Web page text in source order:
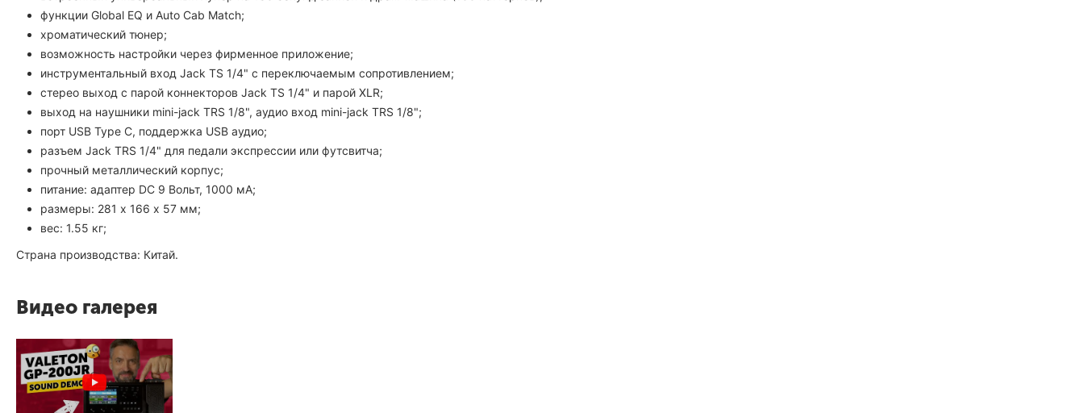
функции Global EQ и Auto Cab Match;
хроматический тюнер;
возможность настройки через фирменное приложение;
инструментальный вход Jack TS 1/4" с переключаемым сопротивлением;
стерео выход с парой коннекторов Jack TS 1/4" и парой XLR;
выход на наушники mini-jack TRS 1/8", аудио вход mini-jack TRS 1/8";
порт USB Type C, поддержка USB аудио;
разъем Jack TRS 1/4" для педали экспрессии или футсвитча;
прочный металлический корпус;
питание: адаптер DC 9 Вольт, 1000 мА;
размеры: 281 х 166 х 57 мм;
вес: 1.55 кг;
Страна производства: Китай.
Видео галерея